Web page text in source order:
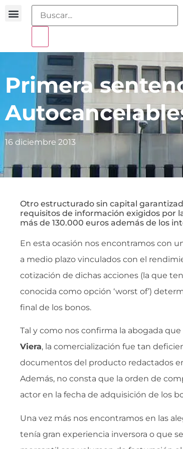
Primera
16 diciembre 2013
Otro estructurado sin capital
requisitos de información exigidos por
más de 130.000 euros además de los
En esta ocasión nos encontramos con
a medio plazo vinculados con el
cotización de dichas acciones (la que
conocida como opción ‘worst of’)
final de los bonos.
Tal y como nos confirma la abogada
Viera, la comercialización fue tan
documentos del producto redactados
Además, no consta que la orden de
actor en la fecha de adquisición de los
Una vez más nos encontramos en las
tenía gran experiencia inversora o que